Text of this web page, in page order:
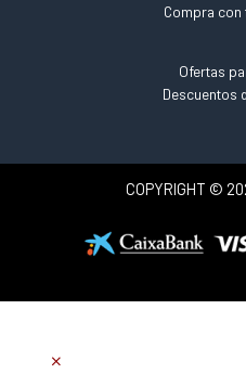
Compra con
Ofertas
Descuentos
COPYRIGHT ©